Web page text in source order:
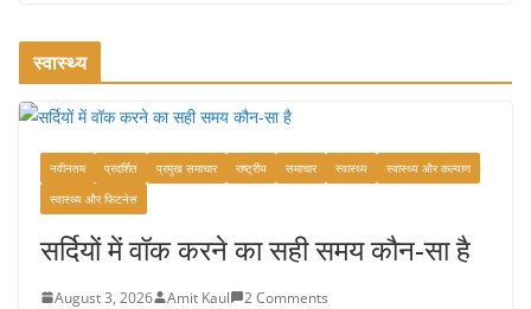
July 29, 2026
भारत की सबसे खूबसूरत सड़क यात्राएँ:
August 5, 2026 0 Comments
स्वास्थ्य
नवीनतम प्रदर्शित प्रमुख समाचार राष्ट्रीय समाचार स्वास्थ्य
स्वास्थ्य और कल्याण
स्वास्थ्य और फिटनेस
सर्दियों में वॉक करने का सही समय कौन-सा है
August 3, 2026 Amit Kaul 2 Comments